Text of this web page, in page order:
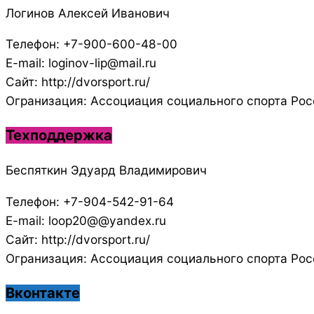
Логинов Алексей Иванович
Телефон: +7-900-600-48-00
E-mail: loginov-lip@mail.ru
Сайт: http://dvorsport.ru/
Огранизация: Ассоциация социального спорта
Техподдержка
Беспяткин Эдуард Владимирович
Телефон: +7-904-542-91-64
E-mail: loop20@@yandex.ru
Сайт: http://dvorsport.ru/
Огранизация: Ассоциация социального спорта
Вконтакте